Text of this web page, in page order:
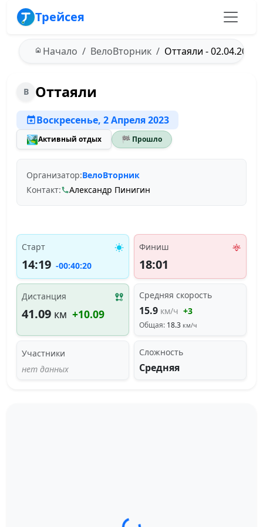
Трейсея
Начало ВелоВторник Оттаяли - 02.04.2023
В Оттаяли
Воскресенье, 2 Апреля 2023
🏞️Активный отдых 🏁 Прошло
Организатор:ВелоВторник
Контакт:
Александр Пинигин
Старт
14:19 -00:40:20
Финиш
18:01
Дистанция
41.09 км +10.09
Средняя скорость
15.9 км/ч +3
Общая: 18.3 км/ч
Участники
нет данных
Сложность
Средняя